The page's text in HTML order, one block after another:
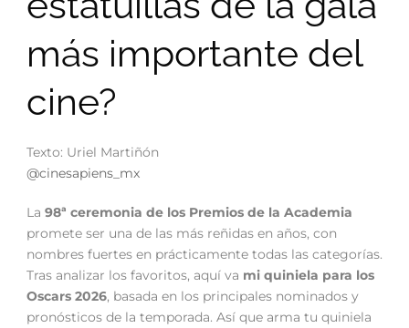
más importante del
cine?
Texto: Uriel Martiñón
@cinesapiens_mx
La 98ª ceremonia de los Premios de la Academia
promete ser una de las más reñidas en años, con
nombres fuertes en prácticamente todas las categorías.
Tras analizar los favoritos, aquí va mi quiniela para los
Oscars 2026, basada en los principales nominados y
pronósticos de la temporada. Así que arma tu quiniela